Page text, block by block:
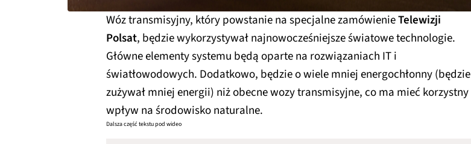
Wóz transmisyjny, który powstanie na specjalne zamówienieTelewizji
Polsat, będzie wykorzystywał najnowocześniejsze światowe technologie.
Główne elementy systemu będą oparte na rozwiązaniach IT i
światłowodowych. Dodatkowo, będzie o wiele mniej energochłonny (będzie
zużywał mniej energii) niż obecne wozy transmisyjne, co ma mieć korzystny
wpływ na środowisko naturalne.
Dalsza część tekstu pod wideo